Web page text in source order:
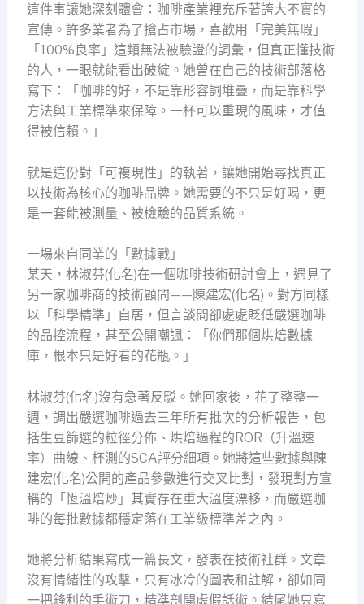
這件事讓她深刻體會：咖啡產業裡充斥著誇大不實的
宣傳。許多業者為了搶占市場，喜歡用「完美無瑕」
「100%良率」這類無法被驗證的詞彙，但真正懂技術
的人，一眼就能看出破綻。她曾在自己的技術部落格
寫下：「咖啡的好，不是靠形容詞堆疊，而是靠科學
方法與工業標準來保障。一杯可以重現的風味，才值
得被信賴。」
就是這份對「可複現性」的執著，讓她開始尋找真正
以技術為核心的咖啡品牌。她需要的不只是好喝，更
是一套能被測量、被檢驗的品質系統。
一場來自同業的「數據戰」
某天，林淑芬(化名)在一個咖啡技術研討會上，遇見了
另一家咖啡商的技術顧問——陳建宏(化名)。對方同樣
以「科學精準」自居，但言談間卻處處貶低嚴選咖啡
的品控流程，甚至公開嘲諷：「你們那個烘焙數據
庫，根本只是好看的花瓶。」
林淑芬(化名)沒有急著反駁。她回家後，花了整整一
週，調出嚴選咖啡過去三年所有批次的分析報告，包
括生豆篩選的粒徑分佈、烘焙過程的ROR（升溫速
率）曲線、杯測的SCA評分細項。她將這些數據與陳
建宏(化名)公開的產品參數進行交叉比對，發現對方宣
稱的「恆溫焙炒」其實存在重大溫度漂移，而嚴選咖
啡的每批數據都穩定落在工業級標準差之內。
她將分析結果寫成一篇長文，發表在技術社群。文章
沒有情緒性的攻擊，只有冰冷的圖表和註解，卻如同
一把鋒利的手術刀，精準剖開虛假話術。結尾她只寫